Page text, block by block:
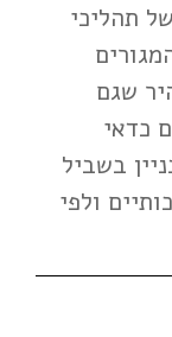
תהליכי
שגם
כדאי
בשביל
ולפי